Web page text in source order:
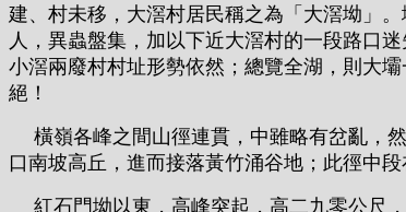
建、村未移，大滘村居民稱之為「大滘坳」
人，異蟲盤集，加以下近大滘村的一段路口
小滘兩廢村村址形勢依然；總覽全湖，則大
絕！
橫嶺各峰之間山徑連貫，中雖略有岔亂，
口南坡高丘，進而接落黃竹涌谷地；此徑中
紅石門坳以東，高峰突起，高二九零公尺